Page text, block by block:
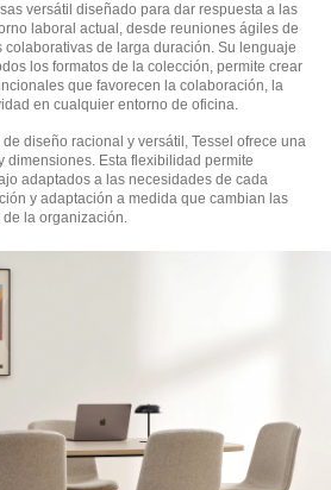
versátil diseñado para dar respuesta a las
laboral actual, desde reuniones ágiles de
de larga duración. Su lenguaje
los formatos de la colección, permite crear
que favorecen la colaboración, la
en cualquier entorno de oficina.
diseño racional y versátil, Tessel ofrece una
dimensiones. Esta flexibilidad permite
adaptados a las necesidades de cada
y adaptación a medida que cambian las
la organización.